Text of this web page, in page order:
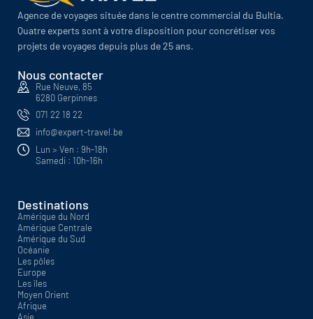
Agence de voyages située dans le centre commercial du Bultia.
Quatre experts sont à votre disposition pour concrétiser vos
projets de voyages depuis plus de 25 ans.
Nous contacter
Rue Neuve, 85
6280 Gerpinnes
071 22 18 22
info@expert-travel.be
Lun > Ven : 9h-18h
Samedi : 10h-16h
Destinations
Amérique du Nord
Amérique Centrale
Amérique du Sud
Océanie
Les pôles
Europe
Les îles
Moyen Orient
Afrique